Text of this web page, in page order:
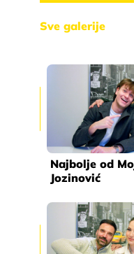
Sve galerije
Najbolje od
Jozinović